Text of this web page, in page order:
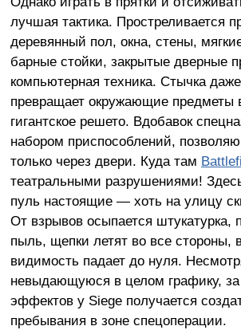
лучшая тактика. Простреливается
деревянный пол, окна, стены,
барные стойки, закрытые дверные
компьютерная техника. Стычка
превращает окружающие предметы
гигантское решето. Вдобавок
набором приспособлений,
только через двери. Куда там
театральными разрушениями!
пуль настоящие — хоть на улицу
От взрывов осыпается штукатурка,
пыль, щепки летят во все стороны,
видимость падает до нуля.
невыдающуюся в целом графику, за
эффектов у Siege получается
пребывания в зоне спецоперации.